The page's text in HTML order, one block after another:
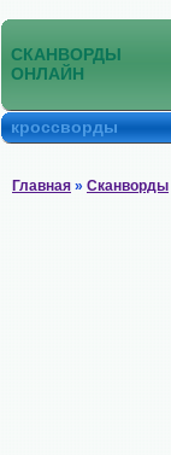
СКАНВОРДЫ
ОНЛАЙН
кроссворды
Главная » Сканворды